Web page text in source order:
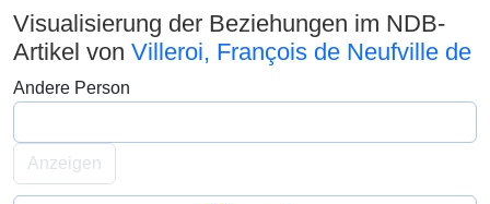
Visualisierung der Beziehungen im NDB-
Artikel von Villeroi, François de Neufville de
Andere Person
Anzeigen